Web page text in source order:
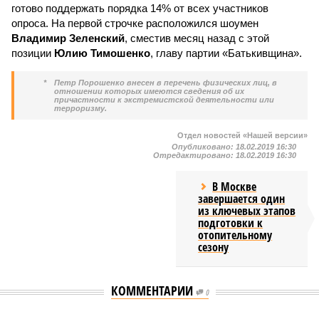
готово поддержать порядка 14% от всех участников
опроса. На первой строчке расположился шоумен
Владимир Зеленский, сместив месяц назад с этой
позиции Юлию Тимошенко, главу партии «Батькивщина».
*
Петр Порошенко внесен в перечень физических лиц, в
отношении которых имеются сведения об их
причастности к экстремистской деятельности или
терроризму.
Отдел новостей «Нашей версии»
Опубликовано: 18.02.2019 16:30
Отредактировано: 18.02.2019 16:30
В Москве
завершается один
из ключевых этапов
подготовки к
отопительному
сезону
КОММЕНТАРИИ 0